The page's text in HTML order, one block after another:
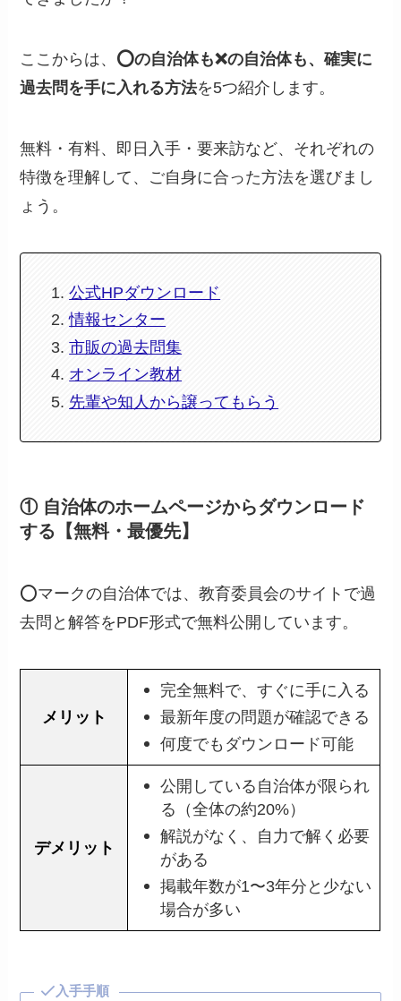
ここからは、 ⭕️の自治体も❌の自治体も、確実に
過去問を手に入れる方法を5つ紹介します。
無料・有料、即日入手・要来訪など、それぞれの
特徴を理解して、ご自身に合った方法を選びまし
ょう。
公式HPダウンロード
情報センター
市販の過去問集
オンライン教材
先輩や知人から譲ってもらう
① 自治体のホームページからダウンロード
する【無料・最優先】
⭕️マークの自治体では、教育委員会のサイトで過
去問と解答をPDF形式で無料公開しています。
メリット
完全無料で、すぐに手に入る
最新年度の問題が確認できる
何度でもダウンロード可能
デメリット
公開している自治体が限られ
る（全体の約20%）
解説がなく、自力で解く必要
がある
掲載年数が1〜3年分と少ない
場合が多い
入手手順